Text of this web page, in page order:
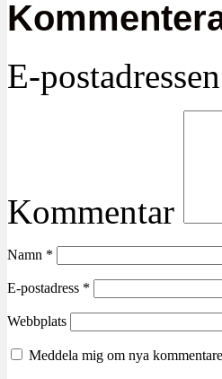
E-
Kommentar
Namn *
E-postadress *
Webbplats
Meddela mig om nya